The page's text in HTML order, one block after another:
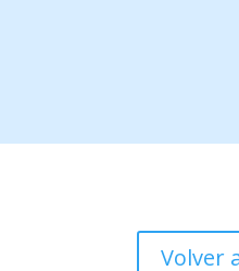
Volver